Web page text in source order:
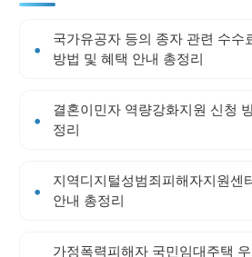
국가유공자 등의 종자 관련 수수
방법 및 혜택 안내 총정리
결혼이민자 역량강화지원 신청
정리
지역디지털성범죄피해자지원센
안내 총정리
가정폭력피해자 국민임대주택